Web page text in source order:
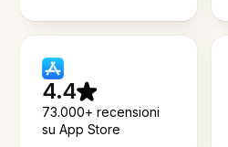
4.4
73.000+ recensioni
su App Store